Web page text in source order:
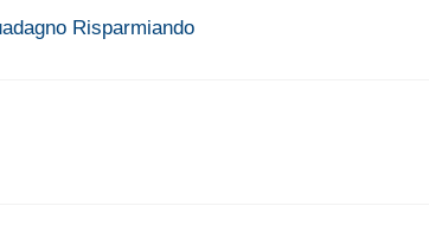
Risparmiando